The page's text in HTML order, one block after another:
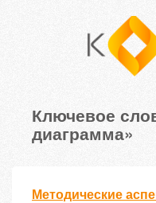
Ключевое
диаграмма»
Методические